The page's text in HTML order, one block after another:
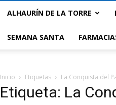
ALHAURÍN DE LA TORRE
SEMANA SANTA
Inicio Etiquetas La Conquista del
Etiqueta: La